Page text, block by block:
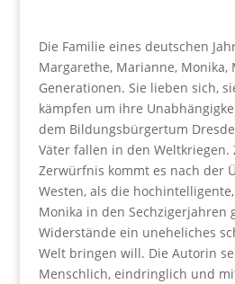
Die Familie eines deutschen
Margarethe, Marianne, Monika,
Generationen. Sie lieben sich,
kämpfen um ihre
dem Bildungsbürgertum
Väter fallen in den Weltkriegen.
Zerwürfnis kommt es nach der
Westen, als die
Monika in den Sechzigerjahren
Widerstände ein uneheliches
Welt bringen will. Die Autorin
Menschlich, eindringlich und